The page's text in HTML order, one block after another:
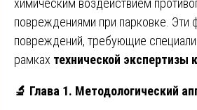
повреждениями при парковке.
повреждений, требующие
рамках технической экспертизы
🔬 Глава 1. Методологический